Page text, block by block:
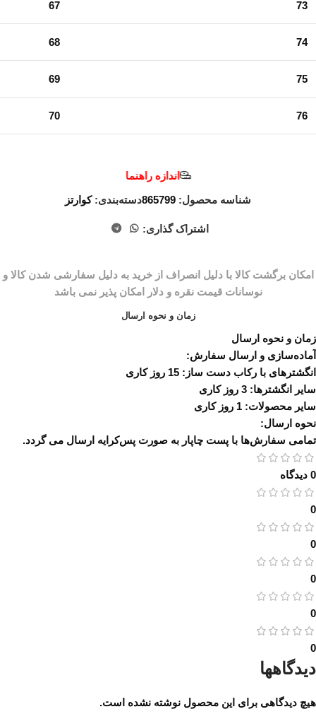
73
67
74
68
75
69
76
70
اندازه راهنما
شناسه محصول: 865799دسته‌بندی: کوارتز
اشتراک گذاری:
زمان و نحوه ارسال
زمان و نحوه ارسال
آماده‌سازی و ارسال سفارش:
انگشترهای با رکاب دست ساز: 15 روز کاری
سایر انگشترها: 3 روز کاری
سایر محصولات: 1 روز کاری
نحوه ارسال:
تمامی سفارش‌ها با پست چاپار به صورت پس‌کرایه ارسال می گردد.
0 دیدگاه
0
0
0
0
0
دیدگاهها
هیچ دیدگاهی برای این محصول نوشته نشده است.